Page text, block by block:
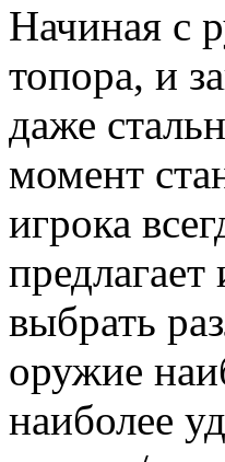
Начиная с
топора, и
даже
момент
игрока
выбрать
оружие
наиболее